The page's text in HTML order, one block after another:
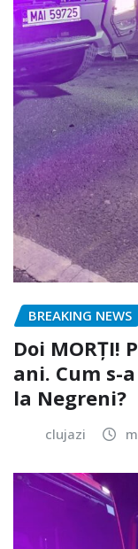
BREAKING NEWS
Doi MORȚI!
ani. Cum s-
la Negreni?
clujazi